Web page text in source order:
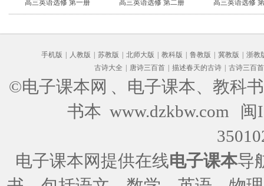
高三英语选修 第一册 高三英语选修 第二册 高三英语选修
手机版 人教版 苏教版 北师大版 教科版 鲁教版 冀教版
浙教
古诗大全
唐诗三百首 描述春天的古诗 古诗三百首
©电子课本网 、电子课本、教科
书本 www.dzkbw.com
闽
电子课本网提供在线电子课本导